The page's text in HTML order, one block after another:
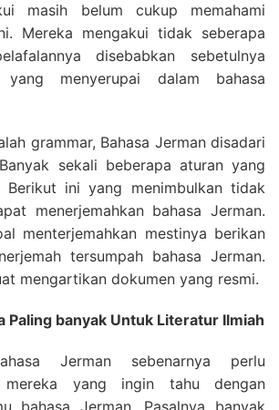
masih belum cukup memahami
Mereka mengakui tidak seberapa
disebabkan sebetulnya
menyerupai dalam bahasa
grammar, Bahasa Jerman disadari
sekali beberapa aturan yang
Berikut ini yang menimbulkan tidak
menerjemahkan bahasa Jerman.
menterjemahkan mestinya berikan
tersumpah bahasa Jerman.
mengartikan dokumen yang resmi.
Paling banyak Untuk Literatur Ilmiah
Jerman sebenarnya perlu
yang ingin tahu dengan
bahasa Jerman. Pasalnya banyak